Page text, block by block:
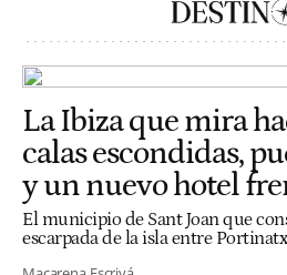
La Ibiza que mira
calas escondidas,
y un nuevo hotel
El municipio de Sant Joan que
escarpada de la isla entre